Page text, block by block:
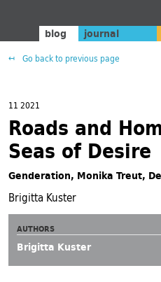
blog journal
Go back to previous page
11 2021
Roads and
Seas of Desire
Genderation, Monika Treut,
Brigitta Kuster
AUTHORS
Brigitta Kuster